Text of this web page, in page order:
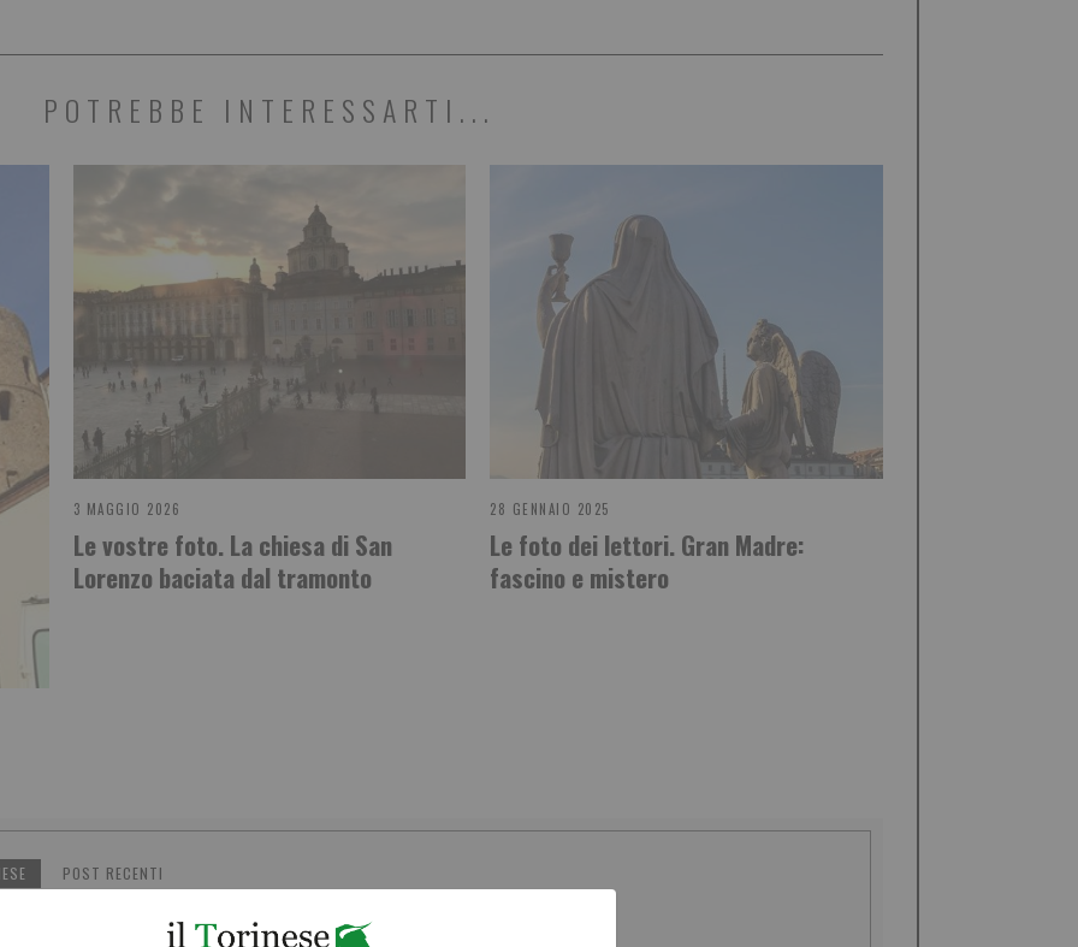
POTREBBE INTERESSARTI...
3 MAGGIO 2026
Le vostre foto. La chiesa di San
Lorenzo baciata dal tramonto
28 GENNAIO 2025
Le foto dei lettori. Gran Madre:
fascino e mistero
POST RECENTI